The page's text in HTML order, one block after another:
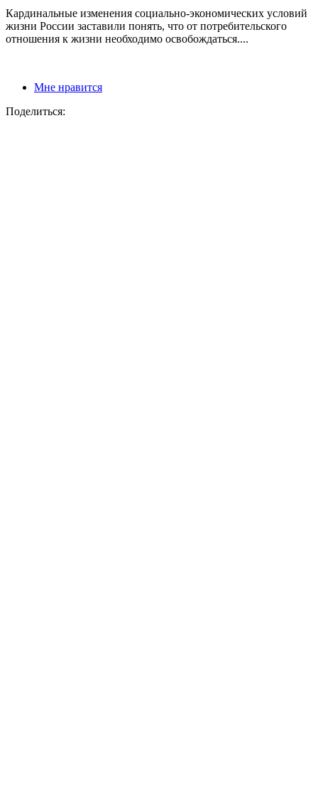
Кардинальные изменения социально-экономических условий
жизни России заставили понять, что от потребительского
отношения к жизни необходимо освобождаться....
Мне нравится
Поделиться: